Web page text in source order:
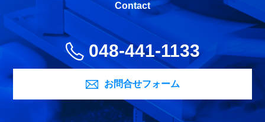
Contact
048-441-1133
お問合せフォーム